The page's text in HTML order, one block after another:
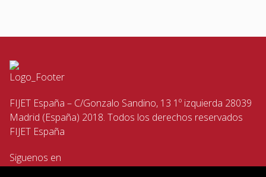
FIJET España – C/Gonzalo Sandino, 13 1º izquierda 28039
Madrid (España) 2018. Todos los derechos reservados
FIJET España
Siguenos en